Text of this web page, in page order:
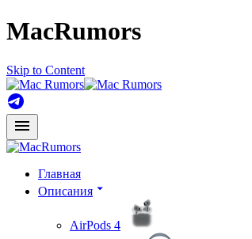
MacRumors
Skip to Content
Главная
Описания
AirPods 4